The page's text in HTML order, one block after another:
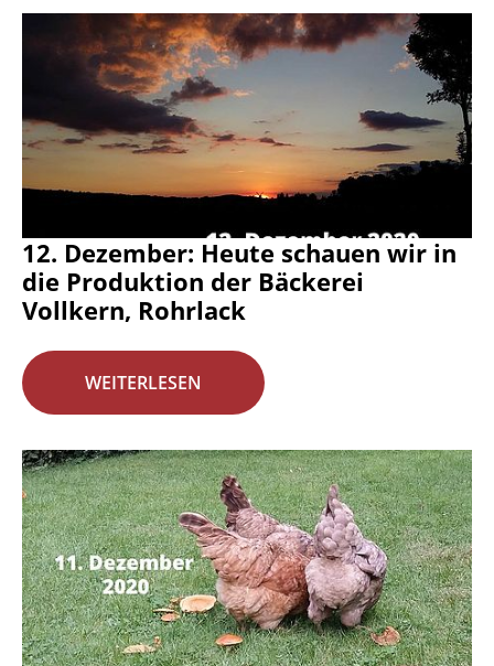
12. Dezember: Heute schauen wir in
die Produktion der Bäckerei
Vollkern, Rohrlack
WEITERLESEN